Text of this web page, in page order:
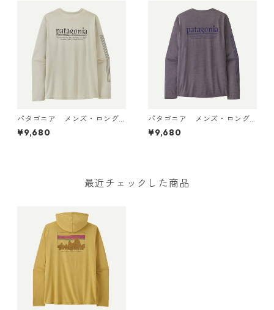
パタゴニア メンズ・ロング
スリーブ・キャプリーン・ク
ール・デイリー・シャツ（ハ
¥9,680
パタゴニア メンズ・ロング
スリーブ・キャプリーン・ク
ール・デイリー・シャツ（ハ
¥9,680
最近チェックした商品